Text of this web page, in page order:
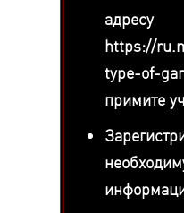
адресу
https://
type-of-
примите